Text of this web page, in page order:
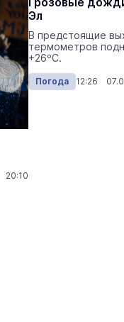
20:10
Эл
В предстоящие
термометров
+26ºС.
Погода 12:26